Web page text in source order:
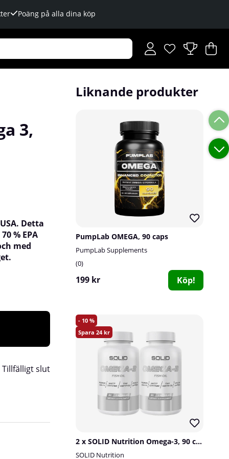
Poäng på alla dina köp
Önskelista
Antal i
.
.
3,
Detta
% EPA
med
Tillfälligt slut
Liknande produkter
PumpLab OMEGA, 90 caps
PumpLab Supplements
0
199 kr Köp!
10
24
2 x SOLID Nutrition Omega-3, 90 caps
SOLID Nutrition
bidrar till att
ochnormal synförmåga. För att uppnå